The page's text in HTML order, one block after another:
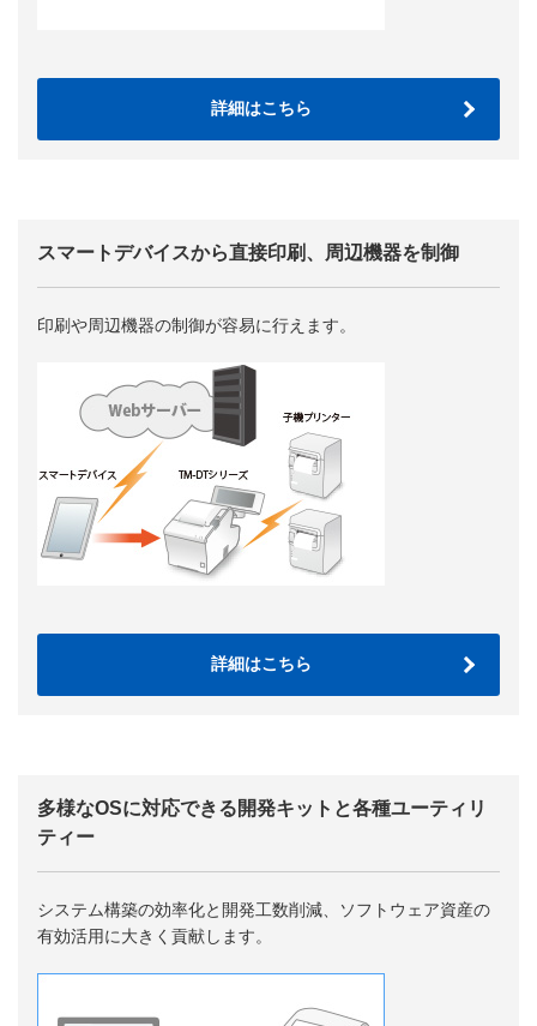
詳細はこちら
スマートデバイスから直接印刷、周辺機器を制御
印刷や周辺機器の制御が容易に行えます。
詳細はこちら
多様なOSに対応できる開発キットと各種ユーティリ
ティー
システム構築の効率化と開発工数削減、ソフトウェア資産の
有効活用に大きく貢献します。